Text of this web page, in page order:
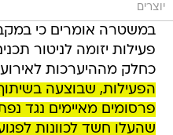
יוצרים
במשטרה אומרים כי
פעילות יזומה לניטור
כחלק מההיערכות
הפעילות, שבוצעה
פרסומים מאיימים נגד
שהעלו חשד לכוונות